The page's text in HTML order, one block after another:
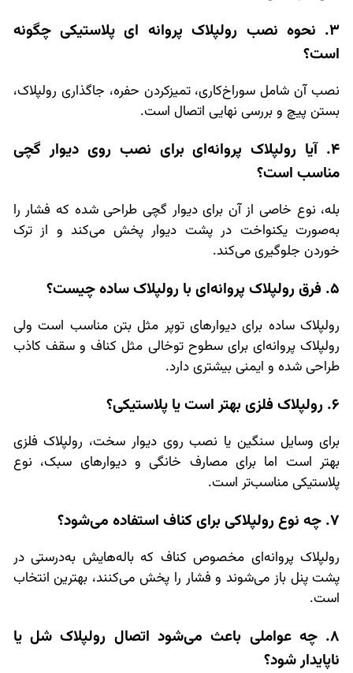
3. نحوه نصب رولپلاک پروانه ای پلاستیکی چگونه
است؟
نصب آن شامل سوراخ‌کاری، تمیز‌کردن حفره، جاگذاری رولپلاک،
بستن پیچ و بررسی نهایی اتصال است.
4. آیا رولپلاک پروانه‌ای برای نصب روی دیوار گچی
مناسب است؟
بله، نوع خاصی از آن برای دیوار گچی طراحی شده که فشار را
به‌صورت یکنواخت در پشت دیوار پخش می‌کند و از ترک
خوردن جلوگیری می‌کند.
5. فرق رولپلاک پروانه‌ای با رولپلاک ساده چیست؟
رولپلاک ساده برای دیوارهای توپر مثل بتن مناسب است ولی
رولپلاک پروانه‌ای برای سطوح توخالی مثل کناف و سقف کاذب
طراحی شده و ایمنی بیشتری دارد.
6. رولپلاک فلزی بهتر است یا پلاستیکی؟
برای وسایل سنگین یا نصب روی دیوار سخت، رولپلاک فلزی
بهتر است اما برای مصارف خانگی و دیوارهای سبک، نوع
پلاستیکی مناسب‌تر است.
7. چه نوع رولپلاکی برای کناف استفاده می‌شود؟
رولپلاک پروانه‌ای مخصوص کناف که باله‌هایش به‌درستی در
پشت پنل باز می‌شوند و فشار را پخش می‌کنند، بهترین انتخاب
است.
8. چه عواملی باعث می‌شود اتصال رولپلاک شل یا
ناپایدار شود؟